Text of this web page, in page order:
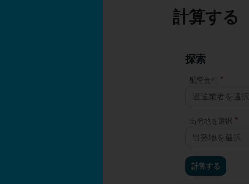
計算する
探索
航空会社 *
運送業者を選択
出発地を選択 *
出発地を選択
計算する